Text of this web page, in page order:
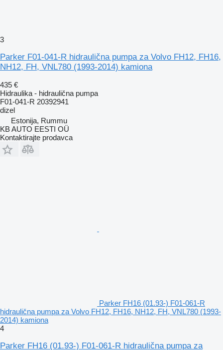
3
Parker F01-041-R hidraulična pumpa za Volvo FH12, FH16,
NH12, FH, VNL780 (1993-2014) kamiona
435 €
Hidraulika - hidraulična pumpa
F01-041-R 20392941
dizel
Estonija, Rummu
KB AUTO EESTI OÜ
Kontaktirajte prodavca
Parker FH16 (01.93-) F01-061-R
hidraulična pumpa za Volvo FH12, FH16, NH12, FH, VNL780 (1993-
2014) kamiona
4
Parker FH16 (01.93-) F01-061-R hidraulična pumpa za